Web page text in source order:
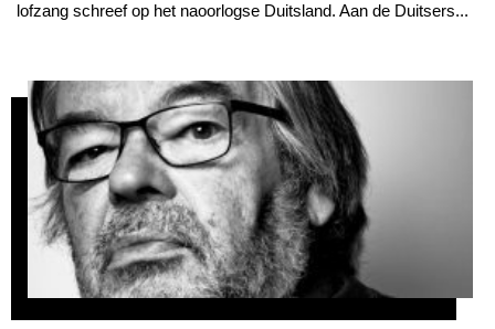
lofzang schreef op het naoorlogse Duitsland. Aan de Duitsers...